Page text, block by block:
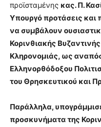
προϊσταμένης κας. Π.
Υπουργό προτάσεις και
να συμβάλουν
Κορινθιακής
Κληρονομιάς, ως
Ελληνορθόδοξου
του Θρησκευτικού και
Παράλληλα,
προσκυνήματα της